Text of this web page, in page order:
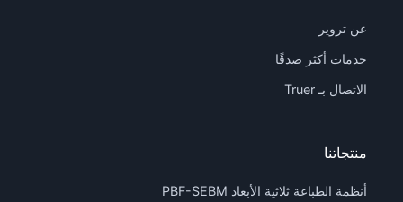
عن تروير
خدمات أكثر صدقًا
الاتصال بـ Truer
منتجاتنا
أنظمة الطباعة ثلاثية الأبعاد PBF-SEBM